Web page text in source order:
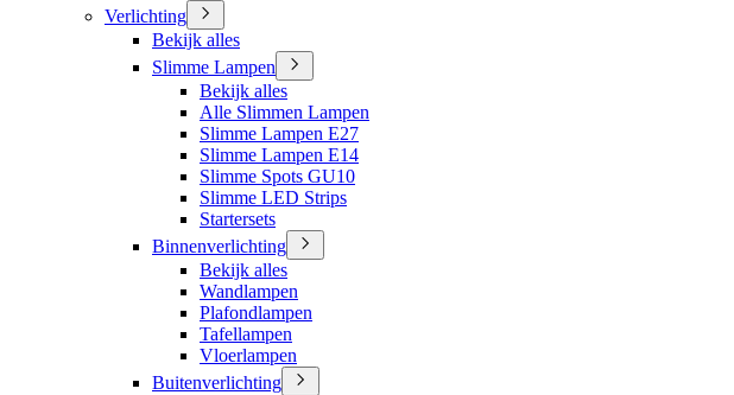
Verlichting
Bekijk alles
Slimme Lampen
Bekijk alles
Alle Slimmen Lampen
Slimme Lampen E27
Slimme Lampen E14
Slimme Spots GU10
Slimme LED Strips
Startersets
Binnenverlichting
Bekijk alles
Wandlampen
Plafondlampen
Tafellampen
Vloerlampen
Buitenverlichting